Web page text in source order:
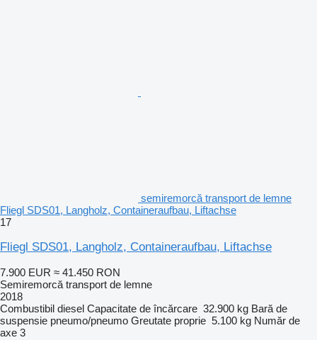
semiremorcă transport de lemne
Fliegl SDS01, Langholz, Containeraufbau, Liftachse
17
Fliegl SDS01, Langholz, Containeraufbau, Liftachse
7.900 EUR ≈ 41.450 RON
Semiremorcă transport de lemne
2018
Combustibil diesel Capacitate de încărcare 32.900 kg Bară de
suspensie pneumo/pneumo Greutate proprie 5.100 kg Număr de
axe 3